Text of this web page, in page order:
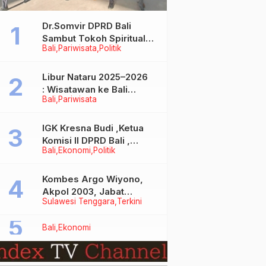
Bali Pariwisata Politik
Dr.Somvir DPRD Bali
Sambut Tokoh Spiritual
India Baba Bageshwar
Bali Pariwisata
Libur Nataru 2025–2026
: Wisatawan ke Bali
Meningkat, Isu Penurunan
Bali Ekonomi Politik
IGK Kresna Budi ,Ketua
Komisi II DPRD Bali ,
Angkat Bicara Soal
Bersubsidi Jenis Solar
Sulawesi Tenggara Terkini
Kombes Argo Wiyono,
Akpol 2003, Jabat
Dirlantas Polda Sultra
Bali Ekonomi